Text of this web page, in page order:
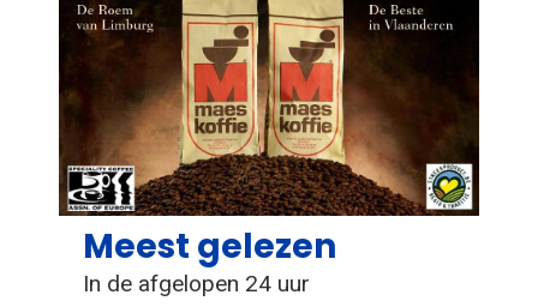
Meest gelezen
In de afgelopen 24 uur